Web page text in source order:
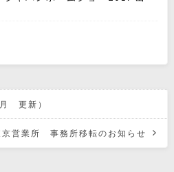
更新）
京営業所 事務所移転のお知らせ